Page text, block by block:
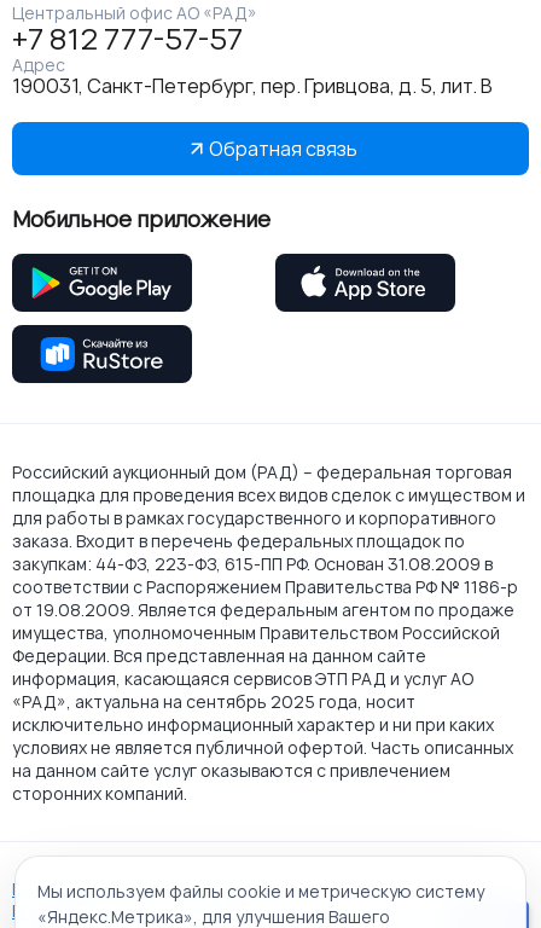
Центральный офис АО «РАД»
+7 812 777-57-57
Адрес
190031, Санкт-Петербург, пер. Гривцова, д. 5, лит. В
Обратная связь
Мобильное приложение
Российский аукционный дом (РАД) – федеральная торговая
площадка для проведения всех видов сделок с имуществом и
для работы в рамках государственного и корпоративного
заказа. Входит в перечень федеральных площадок по
закупкам: 44-ФЗ, 223-ФЗ, 615-ПП РФ. Основан 31.08.2009 в
соответствии с Распоряжением Правительства РФ № 1186-р
от 19.08.2009. Является федеральным агентом по продаже
имущества, уполномоченным Правительством Российской
Федерации. Вся представленная на данном сайте
информация, касающаяся сервисов ЭТП РАД и услуг АО
«РАД», актуальна на сентябрь 2025 года, носит
исключительно информационный характер и ни при каких
условиях не является публичной офертой. Часть описанных
на данном сайте услуг оказываются с привлечением
сторонних компаний.
Пользовательское соглашение
Политика АО "РАД" в отношении обработки персональных
Мы используем файлы cookie и метрическую систему
«Яндекс.Метрика», для улучшения Вашего